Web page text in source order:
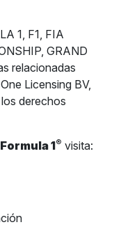
1, F1, FIA
GRAND
relacionadas
Licensing BV,
derechos
Formula 1® visita: